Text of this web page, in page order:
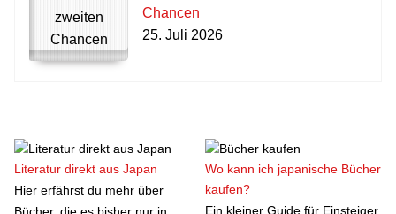
Chancen
25. Juli 2026
Literatur direkt aus Japan
Hier erfährst du mehr über
Wo kann ich japanische Bücher
kaufen?
Ein kleiner Guide für Einsteiger